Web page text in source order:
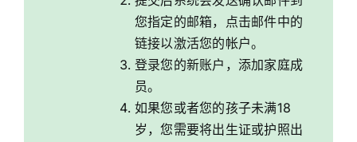
您指定的邮箱，点击邮件中的
链接以激活您的帐户。
登录您的新账户，添加家庭成
员。
如果您或者您的孩子未满18
岁，您需要将出生证或护照出